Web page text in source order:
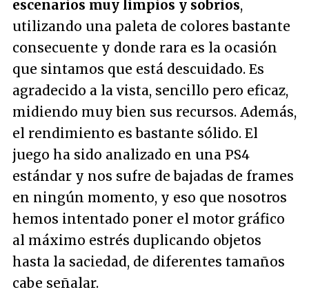
escenarios muy limpios y sobrios,
utilizando una paleta de colores bastante
consecuente y donde rara es la ocasión
que sintamos que está descuidado. Es
agradecido a la vista, sencillo pero eficaz,
midiendo muy bien sus recursos. Además,
el rendimiento es bastante sólido. El
juego ha sido analizado en una PS4
estándar y nos sufre de bajadas de frames
en ningún momento, y eso que nosotros
hemos intentado poner el motor gráfico
al máximo estrés duplicando objetos
hasta la saciedad, de diferentes tamaños
cabe señalar.